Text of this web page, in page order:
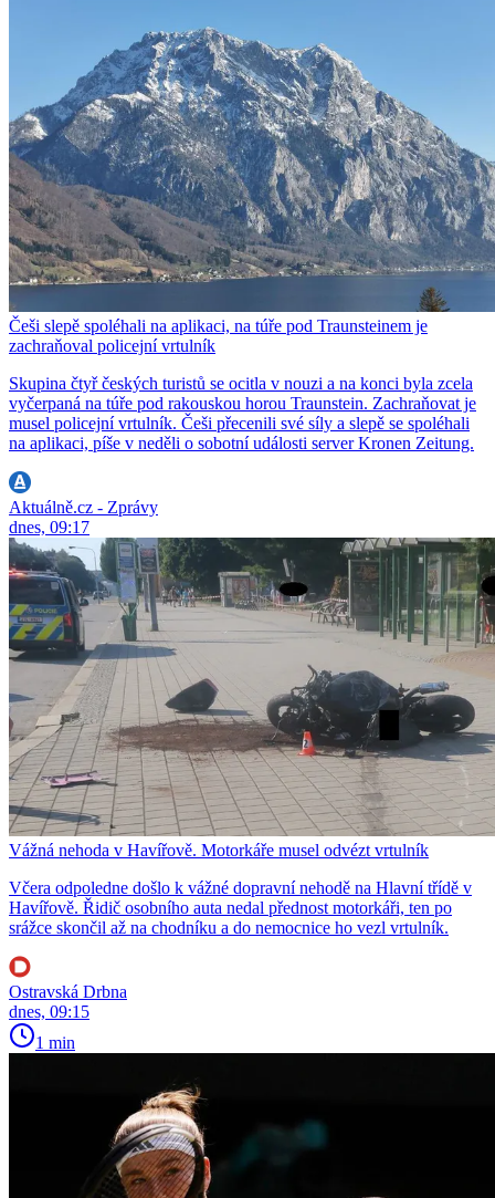
Češi slepě spoléhali na aplikaci, na túře pod Traunsteinem je
zachraňoval policejní vrtulník
Skupina čtyř českých turistů se ocitla v nouzi a na konci byla zcela
vyčerpaná na túře pod rakouskou horou Traunstein. Zachraňovat je
musel policejní vrtulník. Češi přecenili své síly a slepě se spoléhali
na aplikaci, píše v neděli o sobotní události server Kronen Zeitung.
Aktuálně.cz - Zprávy
dnes, 09:17
Vážná nehoda v Havířově. Motorkáře musel odvézt vrtulník
Včera odpoledne došlo k vážné dopravní nehodě na Hlavní třídě v
Havířově. Řidič osobního auta nedal přednost motorkáři, ten po
srážce skončil až na chodníku a do nemocnice ho vezl vrtulník.
Ostravská Drbna
dnes, 09:15
1 min